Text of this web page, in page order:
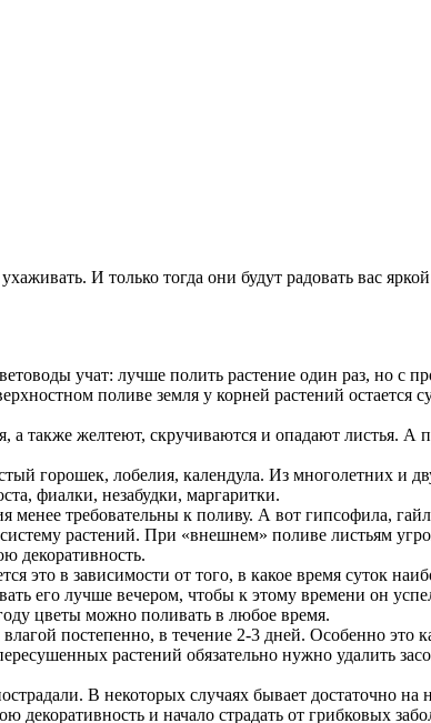
И только тогда они будут радовать вас
учат: лучше полить растение один раз, но с
поливе земля у корней растений остается
также желтеют, скручиваются и опадают листья. А
горошек, лобелия, календула. Из многолетних и
фиалки, незабудки, маргаритки.
требовательны к поливу. А вот гипсофила,
растений. При «внешнем» поливе листьям
декоративность.
это в зависимости от того, в какое время суток
его лучше вечером, чтобы к этому времени он
цветы можно поливать в любое время.
постепенно, в течение 2-3 дней. Особенно это
растений обязательно нужно удалить
В некоторых случаях бывает достаточно
декоративность и начало страдать от грибковых